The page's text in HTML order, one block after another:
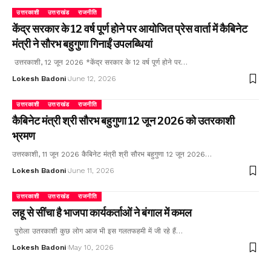
उत्तरकाशी उत्तराखंड राजनीति
केंद्र सरकार के 12 वर्ष पूर्ण होने पर आयोजित प्रेस वार्ता में कैबिनेट
मंत्री ने सौरभ बहुगुणा गिनाईं उपलब्धियां
उत्तरकाशी, 12 जून 2026 *केंद्र सरकार के 12 वर्ष पूर्ण होने पर…
Lokesh Badoni June 12, 2026
उत्तरकाशी उत्तराखंड राजनीति
कैबिनेट मंत्री श्री सौरभ बहुगुणा 12 जून 2026 को उतरकाशी
भ्रमण
उत्तरकाशी, 11 जून 2026 कैबिनेट मंत्री श्री सौरभ बहुगुणा 12 जून 2026…
Lokesh Badoni June 11, 2026
उत्तरकाशी उत्तराखंड राजनीति
लहू से सींचा है भाजपा कार्यकर्ताओं ने बंगाल में कमल
पुरोला उतरकाशी कुछ लोग आज भी इस गलतफहमी में जी रहे हैं…
Lokesh Badoni May 10, 2026